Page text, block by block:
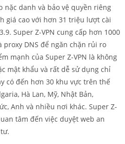
nặc danh và bảo vệ quyền riêng
giá cao với hơn 31 triệu lượt cài
Super Z-VPN cung cấp hơn 1000
proxy DNS để ngăn chặn rủi ro
mạnh của Super Z-VPN là không
mật khẩu và rất dễ sử dụng chỉ
có đến hơn 30 khu vực trên thế
Hà Lan, Mỹ, Nhật Bản,
Anh và nhiều nơi khác. Super Z-
tâm đến việc duyệt web an